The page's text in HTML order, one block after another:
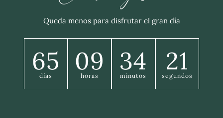
Queda menos para disfrutar el gran día
65
días 09
horas 34
minutos 20
segundos